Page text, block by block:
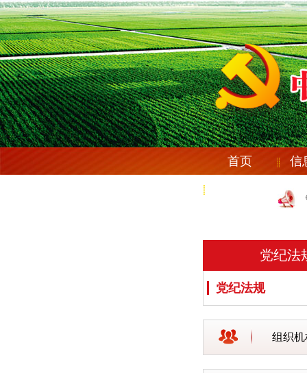
首页
信
庆安县纪委机关党委《
庆安县纪委机关党委《
党纪法
党纪法规
组织机